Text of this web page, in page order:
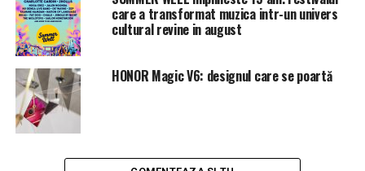
ARTICOLE PE ACEIASI TEMA: PRIMA
Probleme mari pentru Gabriela Firea! Dan Andronic,
dezvăluire BOMBĂ | IasiAZI.ro
NU RATATI
ULTIMA ORĂ. Cum încearcă Dragnea să-şi joace ultima
ȘANSĂ! | IasiAZI.ro
care a transformat muzica intr-un univers
cultural revine in august
HONOR Magic V6: designul care se poartă